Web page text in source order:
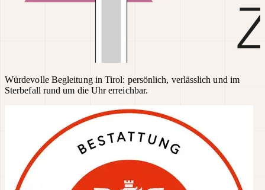
Würdevolle Begleitung in Tirol: persönlich, verlässlich und im
Sterbefall rund um die Uhr erreichbar.